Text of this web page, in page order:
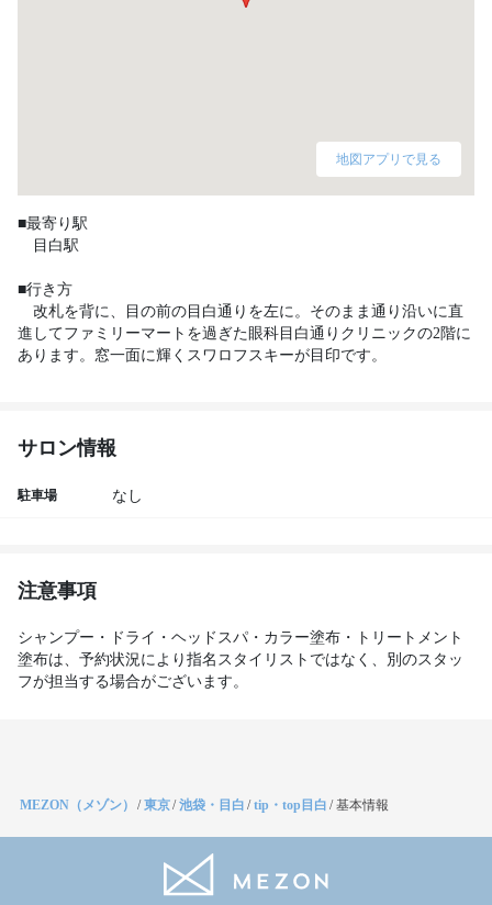
地図アプリで見る
■最寄り駅
目白駅
■行き方
改札を背に、目の前の目白通りを左に。そのまま通り沿いに直
進してファミリーマートを過ぎた眼科目白通りクリニックの2階に
あります。窓一面に輝くスワロフスキーが目印です。
サロン情報
駐車場 なし
注意事項
シャンプー・ドライ・ヘッドスパ・カラー塗布・トリートメント
塗布は、予約状況により指名スタイリストではなく、別のスタッ
フが担当する場合がございます。
MEZON（メゾン） /東京/池袋・目白 /tip・top目白 /基本情報